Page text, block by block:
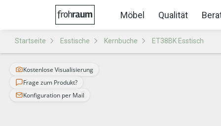
Möbel Qualität
Startseite Esstische Kernbuche ET38BK Esstisch
Kostenlose Visualisierung
Frage zum Produkt?
Konfiguration per Mail